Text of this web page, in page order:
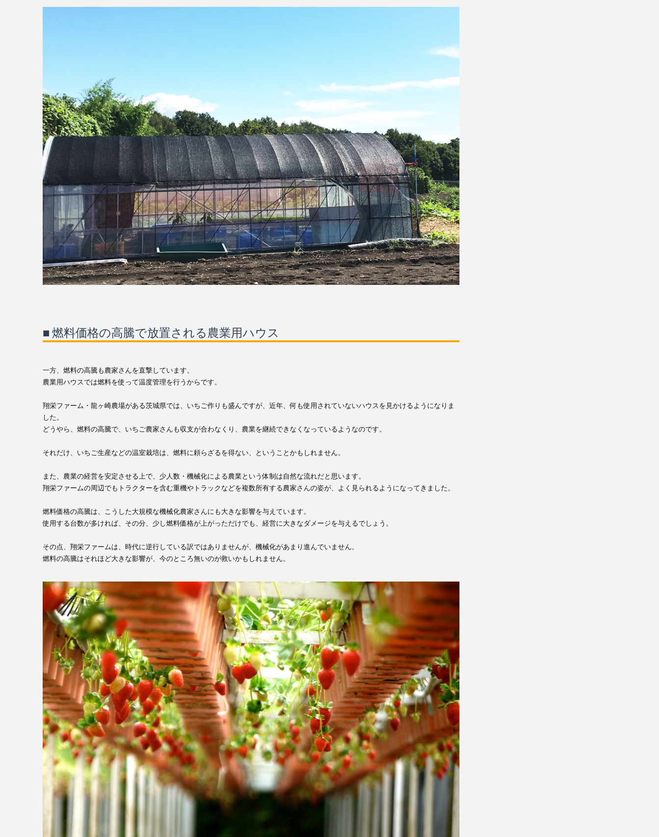
■ 燃料価格の高騰で放置される農業用ハウス
一方、燃料の高騰も農家さんを直撃しています。
農業用ハウスでは燃料を使って温度管理を行うからです。
翔栄ファーム・龍ヶ崎農場がある茨城県では、いちご作りも盛んですが、近年、何も使用されていないハウスを見かけるようになりま
した。
どうやら、燃料の高騰で、いちご農家さんも収支が合わなくり、農業を継続できなくなっているようなのです。
それだけ、いちご生産などの温室栽培は、燃料に頼らざるを得ない、ということかもしれません。
また、農業の経営を安定させる上で、少人数・機械化による農業という体制は自然な流れだと思います。
翔栄ファームの周辺でもトラクターを含む重機やトラックなどを複数所有する農家さんの姿が、よく見られるようになってきました。
燃料価格の高騰は、こうした大規模な機械化農家さんにも大きな影響を与えています。
使用する台数が多ければ、その分、少し燃料価格が上がっただけでも、経営に大きなダメージを与えるでしょう。
その点、翔栄ファームは、時代に逆行している訳ではありませんが、機械化があまり進んでいません。
燃料の高騰はそれほど大きな影響が、今のところ無いのが救いかもしれません。